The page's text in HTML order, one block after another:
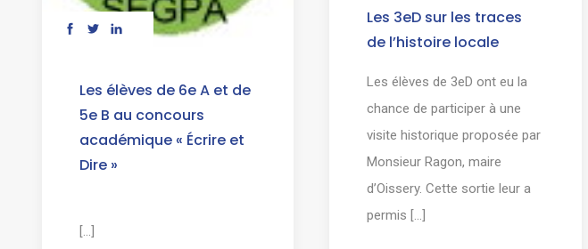
Les élèves de 6e A et de
5e B au concours
académique « Écrire et
Dire »
[...]
Les 3eD sur les traces
de l’histoire locale
Les élèves de 3eD ont eu la
chance de participer à une
visite historique proposée par
Monsieur Ragon, maire
d’Oissery. Cette sortie leur a
permis [...]